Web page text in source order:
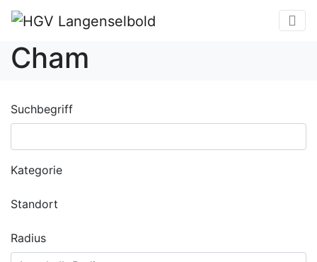
Cham
Suchbegriff
Kategorie
Standort
Radius